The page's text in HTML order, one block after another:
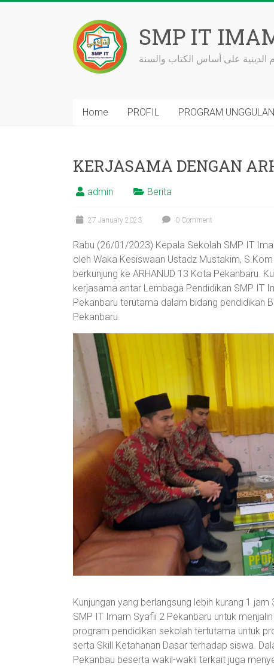
SMP IT
الدينية على أساس الكتاب والسنة
Home PROFIL PROGRAM UNGGULAN
KERJASAMA DENGAN
admin Berita
27 January 2023 0 Comment
Rabu (26/01/2023) Kepala Sekolah SMP IT
oleh Waka Kesiswaan Ustadz Mustakim,
berkunjung ke ARHANUD 13 Kota Pekanbaru.
kerjasama antar Lembaga Pendidikan SMP IT
Pekanbaru terutama dalam bidang pendidikan
Pekanbaru.
Kunjungan yang berlangsung lebih kurang 1
SMP IT Imam Syafii 2 Pekanbaru untuk
program pendidikan sekolah tertutama untuk
serta Skill Ketahanan Dasar terhadap siswa.
Pekanbau beserta wakil-wakli terkait juga